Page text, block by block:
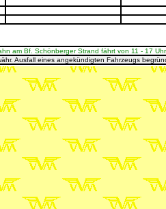
am Bf. Schönberger Strand fährt von 11 - 17
Ausfall eines angekündigten Fahrzeugs